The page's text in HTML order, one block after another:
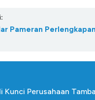
Pameran
Perusahaan